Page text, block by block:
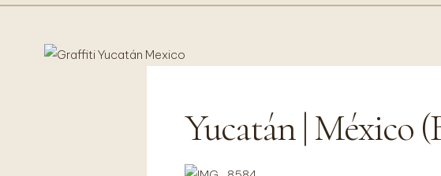
&
TRAVEL
Yucatán | México